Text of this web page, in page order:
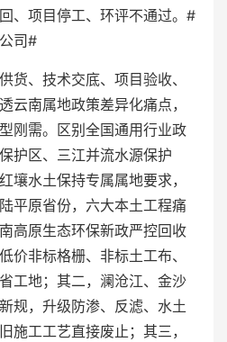
、项目停工、环评不通过。#
司#
货、技术交底、项目验收、
云南属地政策差异化痛点，
刚需。区别全国通用行业政
护区、三江并流水源保护
壤水土保持专属属地要求，
平原省份，六大本土工程痛
高原生态环保新政严控回收
价非标格栅、非标土工布、
工地；其二，澜沧江、金沙
规，升级防渗、反滤、水土
施工工艺直接废止；其三，